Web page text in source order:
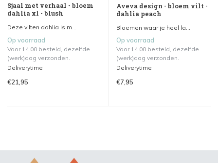
Sjaal met verhaal - bloem
dahlia xl - blush
Deze vilten dahlia is m...
Op voorraad
Voor 14.00 besteld, dezelfde
(werk)dag verzonden.
Deliverytime
€21,95
Aveva design - bloem vilt -
dahlia peach
Bloemen waar je heel la...
Op voorraad
Voor 14.00 besteld, dezelfde
(werk)dag verzonden.
Deliverytime
€7,95